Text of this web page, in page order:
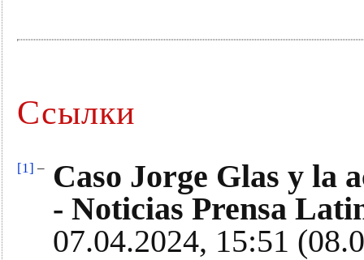
Ссылки
[1] –
Caso Jorge Glas y la
- Noticias Prensa
07.04.2024, 15:51